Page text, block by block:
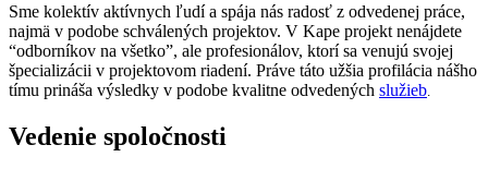
Sme kolektív aktívnych ľudí a spája nás radosť z odvedenej práce,
najmä v podobe schválených projektov. V Kape projekt nenájdete
“odborníkov na všetko”, ale profesionálov, ktorí sa venujú svojej
špecializácii v projektovom riadení. Práve táto užšia profilácia nášho
tímu prináša výsledky v podobe kvalitne odvedených služieb
Vedenie spoločnosti